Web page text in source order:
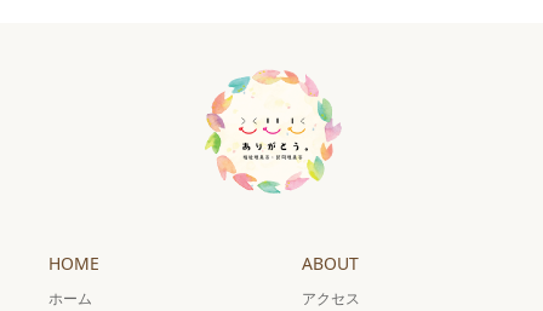
HOME
ホーム
ABOUT
アクセス